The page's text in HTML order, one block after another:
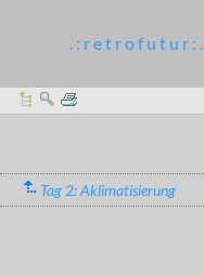
. : r e t r o f u t u r : .
Tag 2: Aklimatisierung